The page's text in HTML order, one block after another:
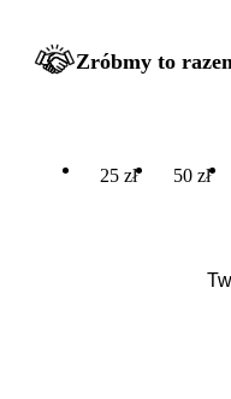
Zróbmy to
25 zł 50 zł